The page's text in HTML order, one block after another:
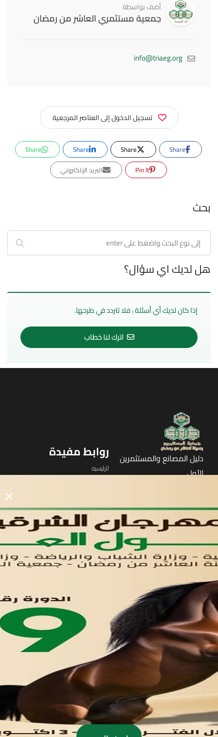
أضف بواسطة
جمعية مستثمري العاشر من رمضان
info@triaeg.org
تسجيل الدخول إلى العناصر المرجعية
Share
Share
Share
Share
Pin It
البريد الإلكتروني
بحث
هل لديك اي سؤال؟
إذا كان لديك أي أسئلة ، فلا تتردد في طرحها.
اترك لنا خطاب
دليل المصانع والمستثمرين
الأول
روابط مفيدة
الرئيسيه
لوحه التحكم
اتصل بنا
تواصل معنا
مدينة العاشر من رمضان
01221020029
055-4494429
055-4494406
055-4494414
info.triaeg@yahoo.com
info@triaeg-guide.com